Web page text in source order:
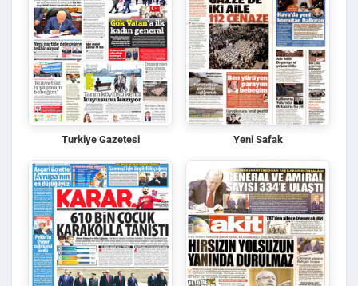
Turkiye Gazetesi Yeni Safak